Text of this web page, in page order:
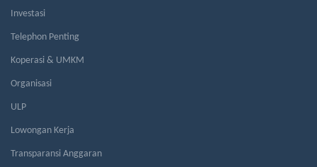
Investasi
Telephon Penting
Koperasi & UMKM
Organisasi
ULP
Lowongan Kerja
Transparansi Anggaran